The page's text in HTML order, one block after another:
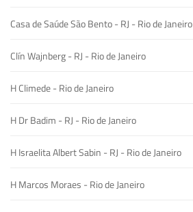
Casa de Saúde São Bento - RJ - Rio de Janeiro
Clín Wajnberg - RJ - Rio de Janeiro
H Climede - Rio de Janeiro
H Dr Badim - RJ - Rio de Janeiro
H Israelita Albert Sabin - RJ - Rio de Janeiro
H Marcos Moraes - Rio de Janeiro